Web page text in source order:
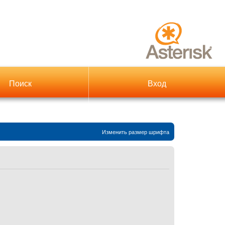
Поиск Вход
Изменить размер шрифта